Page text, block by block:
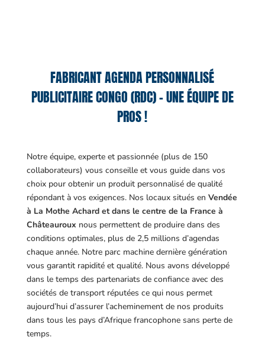
FABRICANT AGENDA PERSONNALISÉ
PUBLICITAIRE CONGO (RDC) – UNE ÉQUIPE DE
PROS !
Notre équipe, experte et passionnée (plus de 150
collaborateurs) vous conseille et vous guide dans vos
choix pour obtenir un produit personnalisé de qualité
répondant à vos exigences. Nos locaux situés en Vendée
à La Mothe Achard et dans le centre de la France à
Châteauroux nous permettent de produire dans des
conditions optimales, plus de 2,5 millions d’agendas
chaque année. Notre parc machine dernière génération
vous garantit rapidité et qualité. Nous avons développé
dans le temps des partenariats de confiance avec des
sociétés de transport réputées ce qui nous permet
aujourd’hui d’assurer l’acheminement de nos produits
dans tous les pays d’Afrique francophone sans perte de
temps.